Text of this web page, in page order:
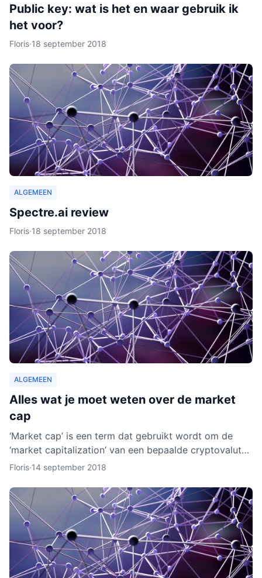
Public key: wat is het en waar gebruik ik
het voor?
Floris·18 september 2018
ALGEMEEN
Spectre.ai review
Floris·18 september 2018
ALGEMEEN
Alles wat je moet weten over de market
cap
‘Market cap’ is een term dat gebruikt wordt om de
‘market capitalization’ van een bepaalde cryptovaluta
uit te drukken. Aan de hand van berekeningen van de
Floris·14 september 2018